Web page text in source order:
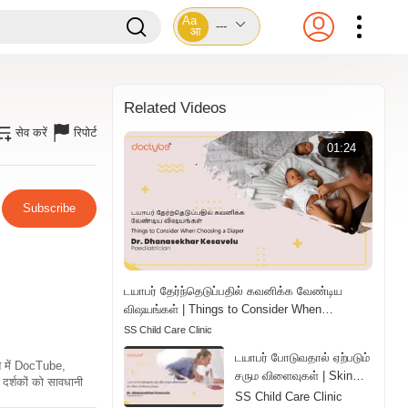
Aa
आ
---
सेव करें रिपोर्ट
Subscribe
में DocTube,
को सावधानी
Related Videos
01:24
டயாபர் தேர்ந்தெடுப்பதில் கவனிக்க வேண்டிய
விஷயங்கள் | Things to Consider When
Choosing a Diaper | Tamil
SS Child Care Clinic
டயாபர் போடுவதால் ஏற்படும்
சரும விளைவுகள் | Skin
Effects of Wearing
SS Child Care Clinic